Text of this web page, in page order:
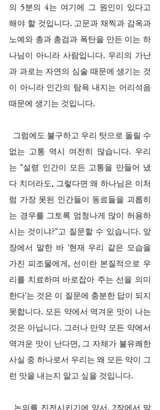
의 5분의 4는 여기에 그 원인이 있다고
해야 할 것입니다. 고문과 채찍과 감옥과
노예와 총과 총검과 폭탄을 만든 이는 하
나님이 아니라 사람입니다. 우리의 가난
과 과로는 자연의 심술 때문에 생기는 것
이 아니라 인간의 탐욕 내지는 어리석음
때문에 생기는 것입니다.
없는 고통 역시 여전히 많습니다. 우리
는 "설령 인간이 모든 고통을 만들어 냈
다 치더라도, 그렇다면 왜 하나님은 이처
럼 가장 못된 인간들이 동료들을 괴롭히
는 경우를 그토록 엄청나게 많이 허용하
시는 것이냐?"고 질문할 수 있습니다. 앞
장에서 말한 바 '현재 우리 같은 모습을
가진 피조물에게, 선이란 본질적으로 우
리를 치료하며 바로잡아 주는 선을 의미
한다'는 것은 이 질문에 충분한 답이 되지
못합니다. 모든 약에서 역겨운 맛이 나는
것은 아닙니다. 그러나 만약 모든 약에서
역겨운 맛이 난다면, 그 자체가 불유쾌한
사실 중 하나로서 우리는 왜 모든 약이 그
런 맛을 내는지 알고 싶을 것입니다.